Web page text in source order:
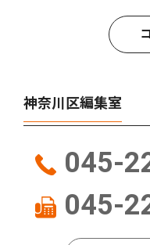
神奈川区編集室
045-
045-